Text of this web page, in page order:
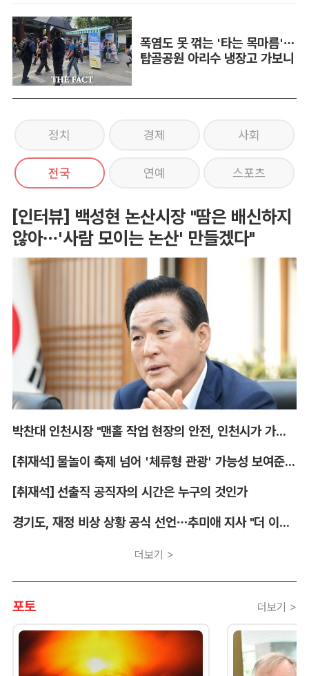
폭염도 못 꺾는 '타는 목마름'…
탑골공원 아리수 냉장고 가보니
정치 경제 사회
전국 연예 스포츠
[인터뷰] 백성현 논산시장 "땀은 배신하지
않아…'사람 모이는 논산' 만들겠다"
박찬대 인천시장 "맨홀 작업 현장의 안전, 인천시가 가장 앞장서겠다"
[취재석] 물놀이 축제 넘어 '체류형 관광' 가능성 보여준 안동 水페스타
[취재석] 선출직 공직자의 시간은 누구의 것인가
경기도, 재정 비상 상황 공식 선언…추미애 지사 "더 이상 끌어다 쓸 재원 없어"
더보기 >
포토 더보기 >